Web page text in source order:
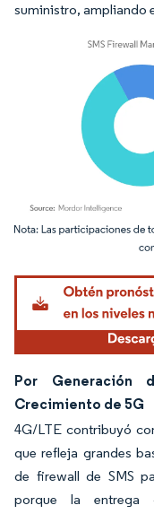
suministro, ampliando
Imagen © Mordor
Por Generación
Crecimiento de 5G
4G/LTE contribuyó
que refleja grandes
de firewall de SMS
porque la entrega